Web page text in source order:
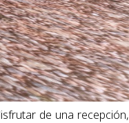
de una recepción,